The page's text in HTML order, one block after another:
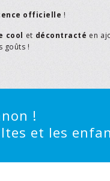
officielle !
cool et décontracté en
goûts !
!
et les